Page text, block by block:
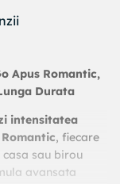
Apus Romantic,
Durata
intensitatea
, fiecare
sau birou
avansata